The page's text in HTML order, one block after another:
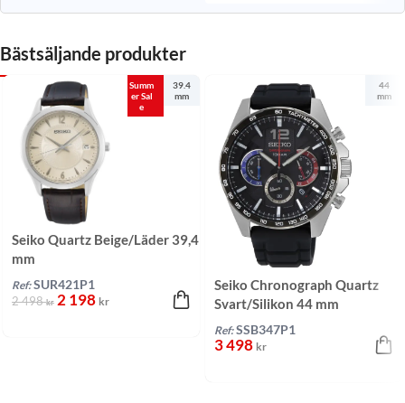
Bästsäljande produkter
Summ
er Sal
e
39.4
mm
Seiko Quartz Beige/Läder 39,4
mm
Ref: SUR421P1
2 498kr 2 198 kr
44
mm
Seiko Chronograph Quartz
Svart/Silikon 44 mm
Ref: SSB347P1
3 498 kr